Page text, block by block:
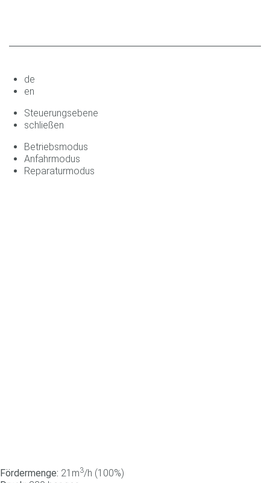
de
en
Steuerungsebene
schließen
Betriebsmodus
Anfahrmodus
Reparaturmodus
Fördermenge: 21m3/h (100%)